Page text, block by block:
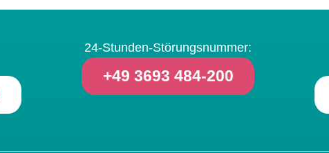
24-Stunden-Störungsnummer:
+49 3693 484-200